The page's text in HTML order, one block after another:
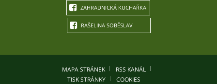
ZAHRADNICKÁ KUCHAŘKA
RAŠELINA SOBĚSLAV
MAPA STRÁNEK
RSS KANÁL
TISK STRÁNKY
COOKIES